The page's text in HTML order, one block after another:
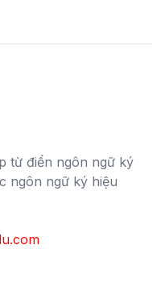
từ điển ngôn ngữ ký
ngôn ngữ ký hiệu